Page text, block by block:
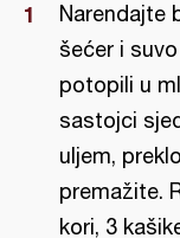
Narendajte
šećer i
potopili u
sastojci
uljem,
premažite.
kori, 3